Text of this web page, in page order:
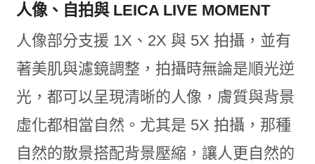
人像、自拍與 LEICA LIVE MOMENT
人像部分支援 1X、2X 與 5X 拍攝，並有
著美肌與濾鏡調整，拍攝時無論是順光逆
光，都可以呈現清晰的人像，膚質與背景
虛化都相當自然。尤其是 5X 拍攝，那種
自然的散景搭配背景壓縮，讓人更自然的